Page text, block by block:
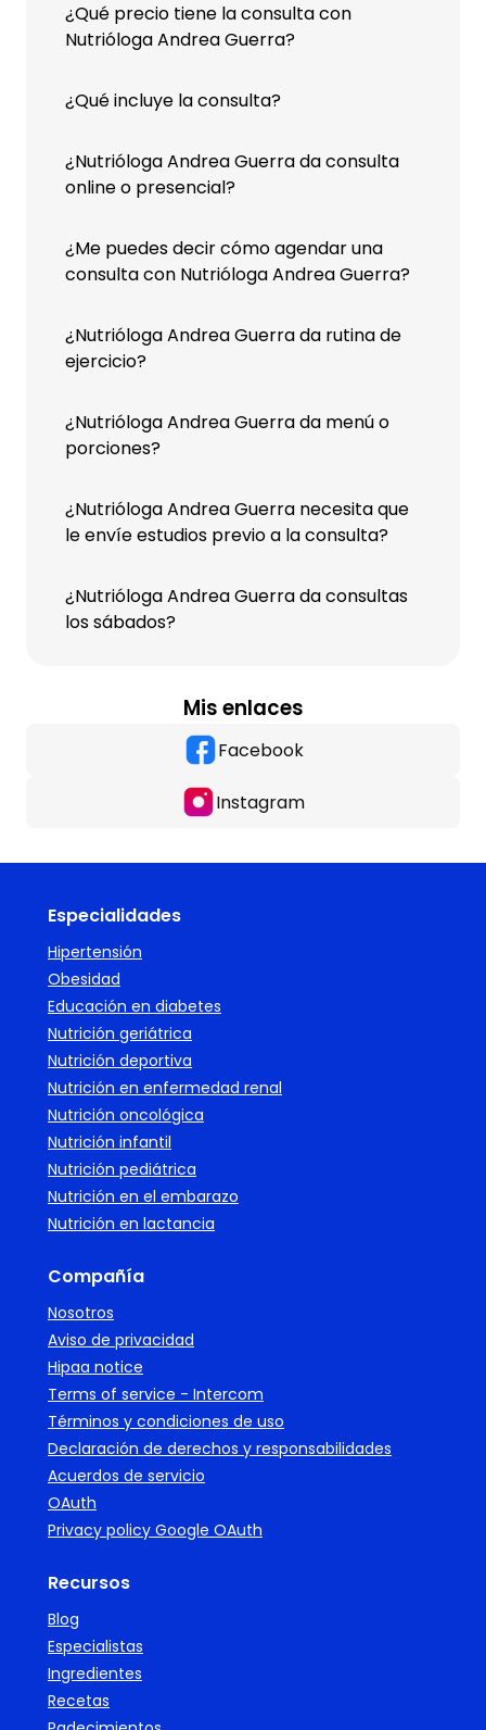
¿Qué precio tiene la consulta con
Nutrióloga Andrea Guerra?
¿Qué incluye la consulta?
¿Nutrióloga Andrea Guerra da consulta
online o presencial?
¿Me puedes decir cómo agendar una
consulta con Nutrióloga Andrea Guerra?
¿Nutrióloga Andrea Guerra da rutina de
ejercicio?
¿Nutrióloga Andrea Guerra da menú o
porciones?
¿Nutrióloga Andrea Guerra necesita que
le envíe estudios previo a la consulta?
¿Nutrióloga Andrea Guerra da consultas
los sábados?
Mis enlaces
Facebook
Instagram
Especialidades
Hipertensión
Obesidad
Educación en diabetes
Nutrición geriátrica
Nutrición deportiva
Nutrición en enfermedad renal
Nutrición oncológica
Nutrición infantil
Nutrición pediátrica
Nutrición en el embarazo
Nutrición en lactancia
Compañía
Nosotros
Aviso de privacidad
Hipaa notice
Terms of service - Intercom
Términos y condiciones de uso
Declaración de derechos y responsabilidades
Acuerdos de servicio
OAuth
Privacy policy Google OAuth
Recursos
Blog
Especialistas
Ingredientes
Recetas